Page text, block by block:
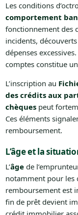
Les conditions
comportement
fonctionnement des
incidents,
dépenses
comptes constitue
L’inscription au
des crédits aux
chèquespeut
Ces éléments
remboursement.
L’âge et la
L’âgede
notamment pour les
remboursement est
fin de prêt devient